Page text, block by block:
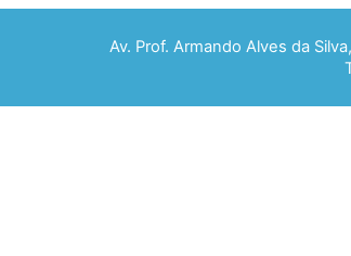
Av. Prof. Armando Alves da